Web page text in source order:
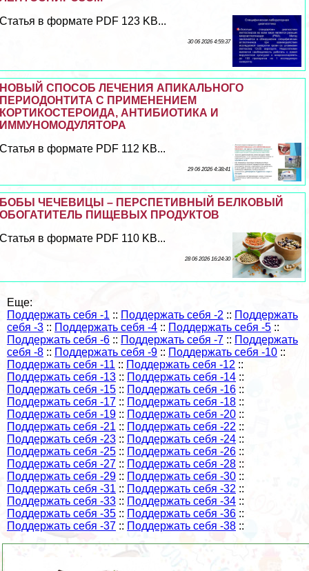
Статья в формате PDF 123 KB...
30 06 2026 4:59:37
НОВЫЙ СПОСОБ ЛЕЧЕНИЯ АПИКАЛЬНОГО
ПЕРИОДОНТИТА С ПРИМЕНЕНИЕМ
КОРТИКОСТЕРОИДА, АНТИБИОТИКА И
ИММУНОМОДУЛЯТОРА
Статья в формате PDF 112 KB...
29 06 2026 4:38:41
БОБЫ ЧЕЧЕВИЦЫ – ПЕРСПЕТИВНЫЙ БЕЛКОВЫЙ
ОБОГАТИТЕЛЬ ПИЩЕВЫХ ПРОДУКТОВ
Статья в формате PDF 110 KB...
28 06 2026 16:24:30
Еще:
Поддержать себя -1 :: Поддержать себя -2 :: Поддержать
себя -3 :: Поддержать себя -4 :: Поддержать себя -5 ::
Поддержать себя -6 :: Поддержать себя -7 :: Поддержать
себя -8 :: Поддержать себя -9 :: Поддержать себя -10 ::
Поддержать себя -11 :: Поддержать себя -12 ::
Поддержать себя -13 :: Поддержать себя -14 ::
Поддержать себя -15 :: Поддержать себя -16 ::
Поддержать себя -17 :: Поддержать себя -18 ::
Поддержать себя -19 :: Поддержать себя -20 ::
Поддержать себя -21 :: Поддержать себя -22 ::
Поддержать себя -23 :: Поддержать себя -24 ::
Поддержать себя -25 :: Поддержать себя -26 ::
Поддержать себя -27 :: Поддержать себя -28 ::
Поддержать себя -29 :: Поддержать себя -30 ::
Поддержать себя -31 :: Поддержать себя -32 ::
Поддержать себя -33 :: Поддержать себя -34 ::
Поддержать себя -35 :: Поддержать себя -36 ::
Поддержать себя -37 :: Поддержать себя -38 ::